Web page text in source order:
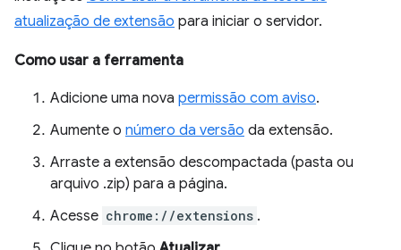
atualização de extensão para iniciar o servidor.
Como usar a ferramenta
Adicione uma nova permissão com aviso.
Aumente o número da versão da extensão.
Arraste a extensão descompactada (pasta ou
arquivo .zip) para a página.
Acesse chrome://extensions .